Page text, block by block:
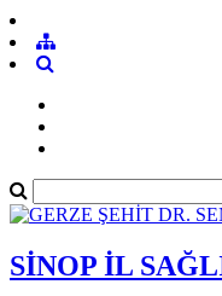
SİNOP İL